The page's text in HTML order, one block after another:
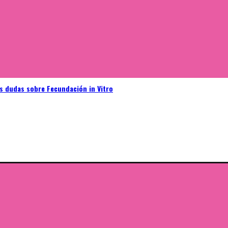
dudas sobre Fecundación in Vitro